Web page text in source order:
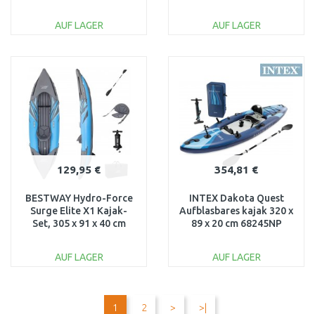
AUF LAGER
Vergleichen
AUF LAGER
Vergleichen
129,95 €
BESTWAY Hydro-Force
Surge Elite X1 Kajak-
Set, 305 x 91 x 40 cm
AUF LAGER
354,81 €
INTEX Dakota Quest
Aufblasbares kajak 320 x
89 x 20 cm 68245NP
AUF LAGER
1 2 > >|